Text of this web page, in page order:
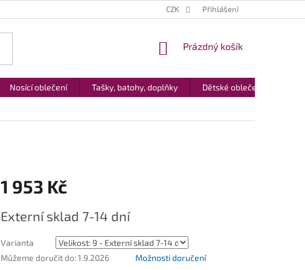
CZK Přihlášení
NÁKUPNÍ
Prázdný košík
Nosící oblečení Tašky, batohy, doplňky Dětské oblečení
1 953 Kč
cena:
Externí sklad 7-14 dní
Varianta
Můžeme doručit do: 1.9.2026 Možnosti doručení